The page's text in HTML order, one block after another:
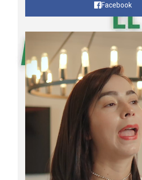
Facebook